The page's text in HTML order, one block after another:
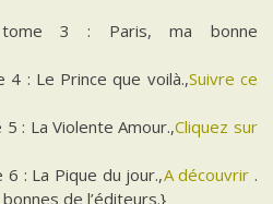
tome 3 : Paris, ma bonne
: Le Prince que voilà.,Suivre ce
: La Violente Amour.,Cliquez sur
: La Pique du jour.,A découvrir .
de l’éditeurs.}